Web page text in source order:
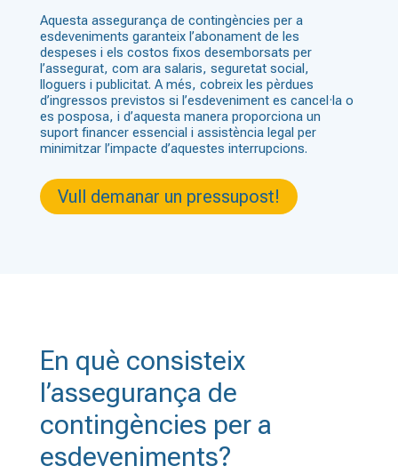
Aquesta assegurança de contingències per a
esdeveniments garanteix l’abonament de les
despeses i els costos fixos desemborsats per
l’assegurat, com ara salaris, seguretat social,
lloguers i publicitat. A més, cobreix les pèrdues
d’ingressos previstos si l’esdeveniment es cancel·la o
es posposa, i d’aquesta manera proporciona un
suport financer essencial i assistència legal per
minimitzar l’impacte d’aquestes interrupcions.
Vull demanar un pressupost!
En què consisteix
l’assegurança de
contingències per a
esdeveniments?